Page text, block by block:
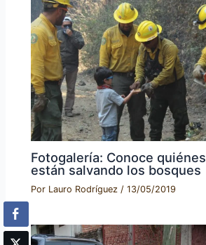
Fotogalería: Conoce
están salvando los bosques
Por Lauro Rodríguez/13/05/2019